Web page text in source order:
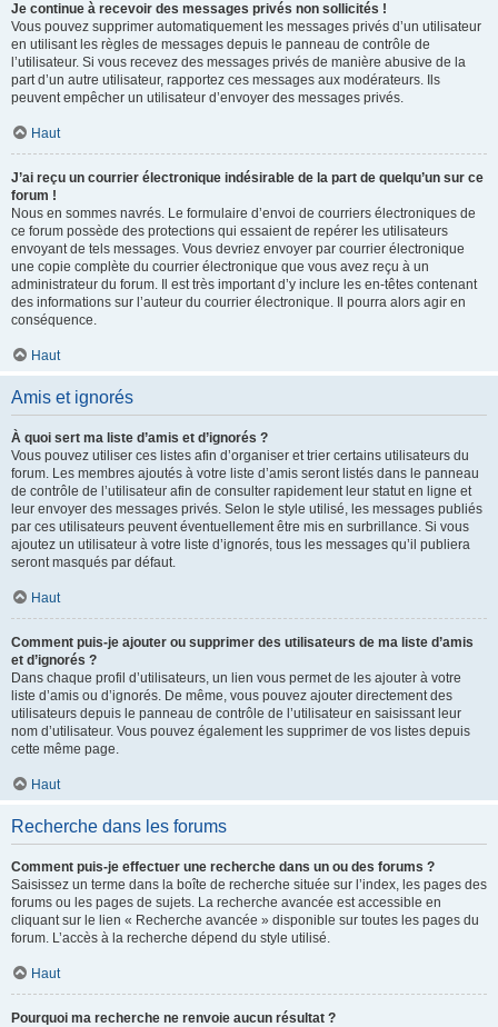
Je continue à recevoir des messages privés non sollicités !
Vous pouvez supprimer automatiquement les messages privés d’un utilisateur
en utilisant les règles de messages depuis le panneau de contrôle de
l’utilisateur. Si vous recevez des messages privés de manière abusive de la
part d’un autre utilisateur, rapportez ces messages aux modérateurs. Ils
peuvent empêcher un utilisateur d’envoyer des messages privés.
Haut
J’ai reçu un courrier électronique indésirable de la part de quelqu’un sur ce
forum !
Nous en sommes navrés. Le formulaire d’envoi de courriers électroniques de
ce forum possède des protections qui essaient de repérer les utilisateurs
envoyant de tels messages. Vous devriez envoyer par courrier électronique
une copie complète du courrier électronique que vous avez reçu à un
administrateur du forum. Il est très important d’y inclure les en-têtes contenant
des informations sur l’auteur du courrier électronique. Il pourra alors agir en
conséquence.
Haut
Amis et ignorés
À quoi sert ma liste d’amis et d’ignorés ?
Vous pouvez utiliser ces listes afin d’organiser et trier certains utilisateurs du
forum. Les membres ajoutés à votre liste d’amis seront listés dans le panneau
de contrôle de l’utilisateur afin de consulter rapidement leur statut en ligne et
leur envoyer des messages privés. Selon le style utilisé, les messages publiés
par ces utilisateurs peuvent éventuellement être mis en surbrillance. Si vous
ajoutez un utilisateur à votre liste d’ignorés, tous les messages qu’il publiera
seront masqués par défaut.
Haut
Comment puis-je ajouter ou supprimer des utilisateurs de ma liste d’amis
et d’ignorés ?
Dans chaque profil d’utilisateurs, un lien vous permet de les ajouter à votre
liste d’amis ou d’ignorés. De même, vous pouvez ajouter directement des
utilisateurs depuis le panneau de contrôle de l’utilisateur en saisissant leur
nom d’utilisateur. Vous pouvez également les supprimer de vos listes depuis
cette même page.
Haut
Recherche dans les forums
Comment puis-je effectuer une recherche dans un ou des forums ?
Saisissez un terme dans la boîte de recherche située sur l’index, les pages des
forums ou les pages de sujets. La recherche avancée est accessible en
cliquant sur le lien « Recherche avancée » disponible sur toutes les pages du
forum. L’accès à la recherche dépend du style utilisé.
Haut
Pourquoi ma recherche ne renvoie aucun résultat ?